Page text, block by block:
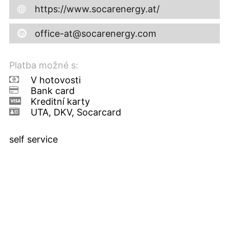
https://www.socarenergy.at/
office-at@socarenergy.com
Platba možné s:
V hotovosti
Bank card
Kreditní karty
UTA, DKV, Socarcard
self service